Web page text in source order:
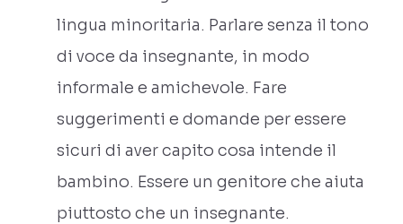
lingua minoritaria. Parlare senza il tono
di voce da insegnante, in modo
informale e amichevole. Fare
suggerimenti e domande per essere
sicuri di aver capito cosa intende il
bambino. Essere un genitore che aiuta
piuttosto che un insegnante.